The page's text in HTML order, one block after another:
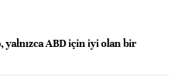
yalnızca ABD için iyi olan bir